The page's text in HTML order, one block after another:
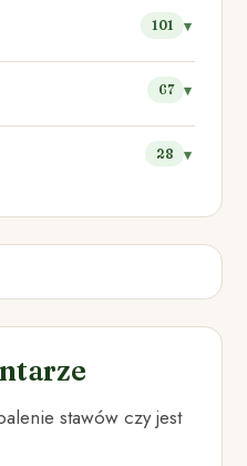
101
67
28
stawów czy jest